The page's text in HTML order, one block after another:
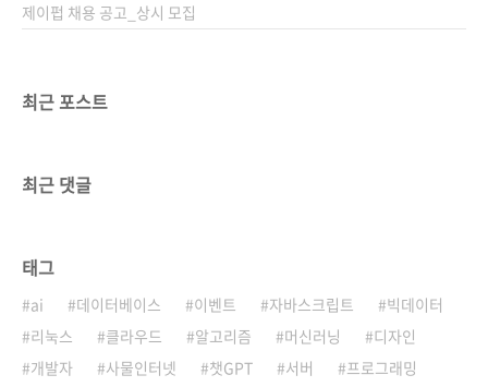
제이펍 채용 공고_상시 모집
최근 포스트
최근 댓글
태그
ai 데이터베이스 이벤트 자바스크립트
빅데이터
리눅스
클라우드 알고리즘 머신러닝
디자인
개발자
사물인터넷 챗GPT 서버
프로그래밍